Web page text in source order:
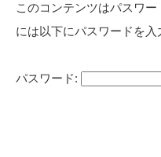
このコンテンツはパスワ
には以下にパスワードを入
パスワード: